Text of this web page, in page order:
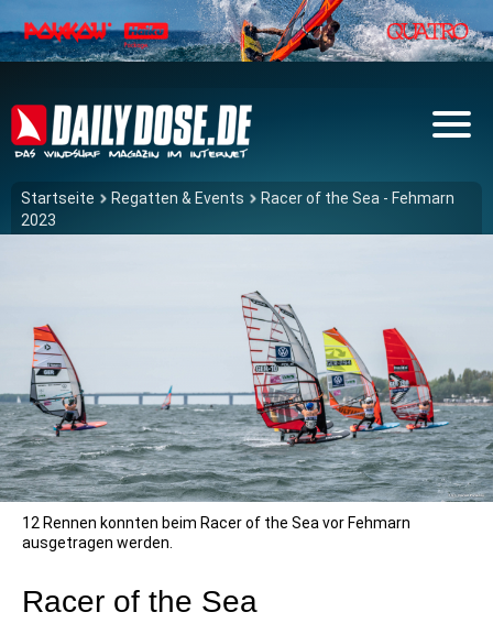
Startseite Regatten & Events
Racer of the Sea - Fehmarn
2023
12 Rennen konnten beim Racer of the Sea vor Fehmarn
ausgetragen werden.
Racer of the Sea